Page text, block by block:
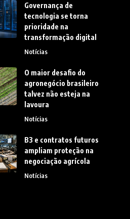
Governança de
tecnologia se torna
prioridade na
transformação digital
Notícias
O maior desafio do
agronegócio brasileiro
talvez não esteja na
lavoura
Notícias
B3 e contratos futuros
ampliam proteção na
negociação agrícola
Notícias